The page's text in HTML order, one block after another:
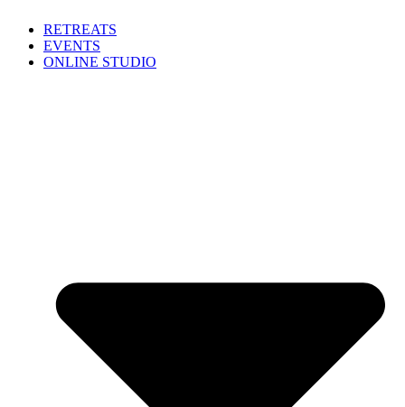
Inhalt
springen
RETREATS
EVENTS
ONLINE STUDIO